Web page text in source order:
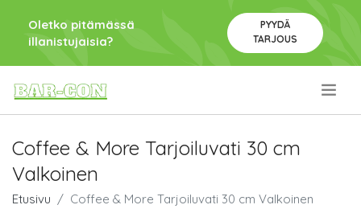
Oletko pitämässä
illanistujaisia?
PYYDÄ
TARJOUS
Coffee & More Tarjoiluvati 30 cm
Valkoinen
Etusivu Coffee & More Tarjoiluvati 30 cm Valkoinen